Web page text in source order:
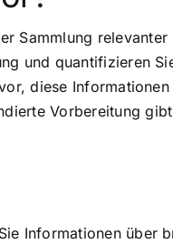
Sammlung
und quantifizieren
diese
Vorbereitung
Informationen über